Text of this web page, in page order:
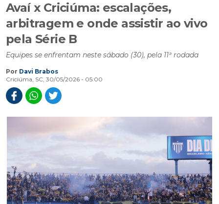
Avaí x Criciúma: escalações,
arbitragem e onde assistir ao vivo
pela Série B
Equipes se enfrentam neste sábado (30), pela 11ª rodada
Por Davi Brabos
Criciúma, SC, 30/05/2026 - 05:00